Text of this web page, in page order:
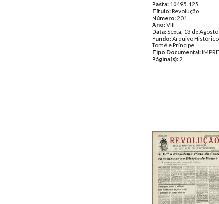
Pasta: 10495.125
Título:Revolução
Número:201
Ano:VIII
Data:Sexta, 13 de
Fundo:Arquivo Histórico
Tomé e Príncipe
Tipo Documental:
Página(s):2